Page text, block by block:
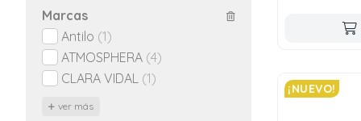
¡NUEVO!
Marcas
Antilo (1)
ATMOSPHERA (4)
CLARA VIDAL (1)
ver más